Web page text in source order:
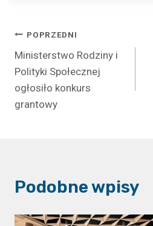
Nawigacja
wpisu
POPRZEDNI
Ministerstwo Rodziny i
Polityki Społecznej
ogłosiło konkurs
grantowy
Podobne wpisy